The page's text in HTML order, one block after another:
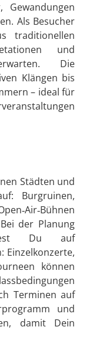
Gewandungen
Als Besucher
traditionellen
und
Die
Klängen bis
– ideal für
Städten und
Burgruinen,
der Planung
Du auf
Einzelkonzerte,
können
Terminen auf
und
damit Dein